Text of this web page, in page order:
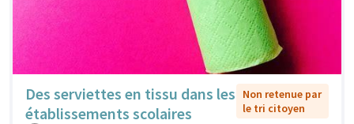
Des serviettes en tissu dans les
établissements scolaires
Non retenue par
le tri citoyen